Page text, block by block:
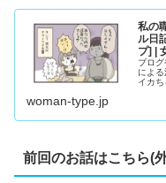
私の
ル日
プ] |
ブロ
によ
イカ
woman-type.jp
前回のお話はこちら(